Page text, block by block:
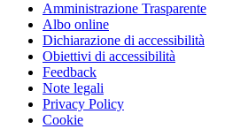
Amministrazione Trasparente
Albo online
Dichiarazione di accessibilità
Obiettivi di accessibilità
Feedback
Note legali
Privacy Policy
Cookie